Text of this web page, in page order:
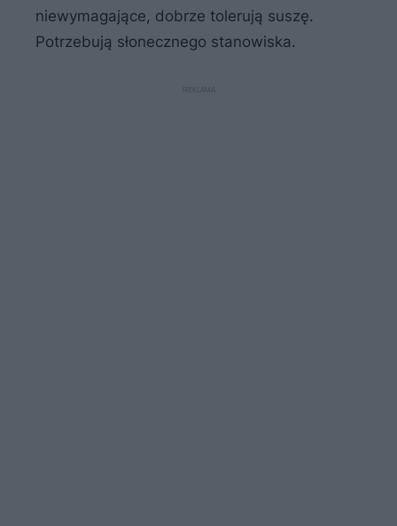
niewymagające, dobrze tolerują suszę.
Potrzebują słonecznego stanowiska.